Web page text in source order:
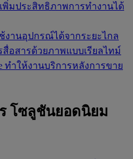
เพิ่มประสิทธิภาพการทำงานได้
ช้งานอุปกรณ์ได้จากระยะไกล
สื่อสารด้วยภาพแบบเรียลไทม์
ทำให้งานบริการหลังการขาย
โซลูชันยอดนิยม